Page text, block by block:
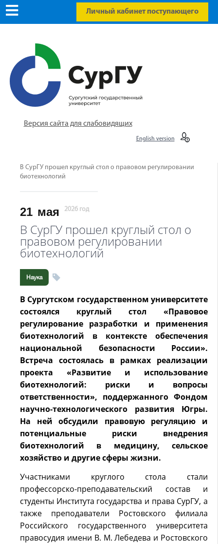
Личный кабинет поступающего
Версия сайта для слабовидящих
English version
В СурГУ прошел круглый стол о правовом регулировании
биотехнологий
21 мая 2026 год
В СурГУ прошел круглый стол о
правовом регулировании
биотехнологий
Наука
В Сургутском государственном университете
состоялся круглый стол «Правовое
регулирование разработки и применения
биотехнологий в контексте обеспечения
национальной безопасности России».
Встреча состоялась в рамках реализации
проекта «Развитие и использование
биотехнологий: риски и вопросы
ответственности», поддержанного Фондом
научно-технологического развития Югры.
На ней обсудили правовую регуляцию и
потенциальные риски внедрения
биотехнологий в медицину, сельское
хозяйство и другие сферы жизни.
Участниками круглого стола стали
профессорско-преподавательский состав и
студенты Института государства и права СурГУ, а
также преподаватели Ростовского филиала
Российского государственного университета
правосудия имени В. М. Лебедева и Ростовского